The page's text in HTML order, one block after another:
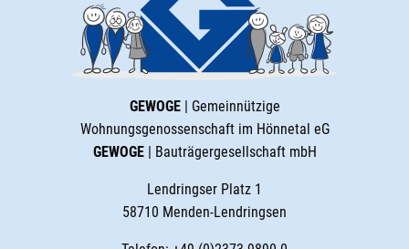
GEWOGE| Gemeinnützige
Wohnungsgenossenschaft im Hönnetal eG
GEWOGE| Bauträgergesellschaft mbH
Lendringser Platz 1
58710 Menden-Lendringsen